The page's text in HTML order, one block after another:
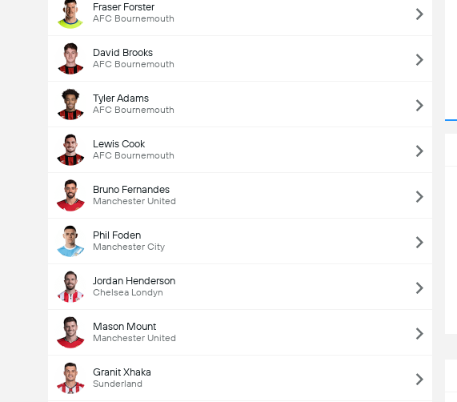
Fraser Forster
AFC Bournemouth
David Brooks
AFC Bournemouth
Tyler Adams
AFC Bournemouth
Lewis Cook
AFC Bournemouth
Bruno Fernandes
Manchester United
Phil Foden
Manchester City
Jordan Henderson
Chelsea Londyn
Mason Mount
Manchester United
Granit Xhaka
Sunderland